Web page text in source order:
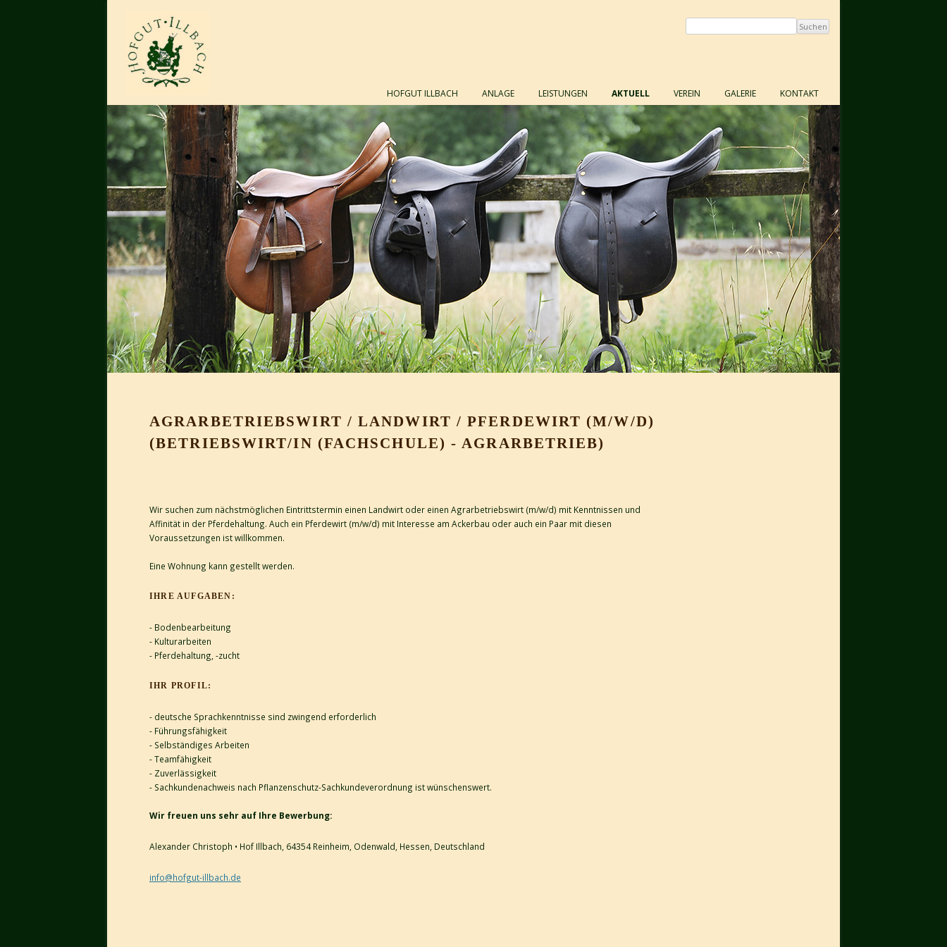
Zum Inhalt springen
HOFGUT ILLBACH ANLAGE LEISTUNGEN AKTUELL VEREIN GALERIE KONTAKT
AGRARBETRIEBSWIRT / LANDWIRT / PFERDEWIRT (M/W/D)
(BETRIEBSWIRT/IN (FACHSCHULE) - AGRARBETRIEB)
Wir suchen zum nächstmöglichen Eintrittstermin einen Landwirt oder einen Agrarbetriebswirt (m/w/d) mit Kenntnissen und
Affinität in der Pferdehaltung. Auch ein Pferdewirt (m/w/d) mit Interesse am Ackerbau oder auch ein Paar mit diesen
Voraussetzungen ist willkommen.
Eine Wohnung kann gestellt werden.
IHRE AUFGABEN:
- Bodenbearbeitung
- Kulturarbeiten
- Pferdehaltung, -zucht
IHR PROFIL:
- deutsche Sprachkenntnisse sind zwingend erforderlich
- Führungsfähigkeit
- Selbständiges Arbeiten
- Teamfähigkeit
- Zuverlässigkeit
- Sachkundenachweis nach Pflanzenschutz-Sachkundeverordnung ist wünschenswert.
Wir freuen uns sehr auf Ihre Bewerbung:
Alexander Christoph • Hof Illbach, 64354 Reinheim, Odenwald, Hessen, Deutschland
info@hofgut-illbach.de